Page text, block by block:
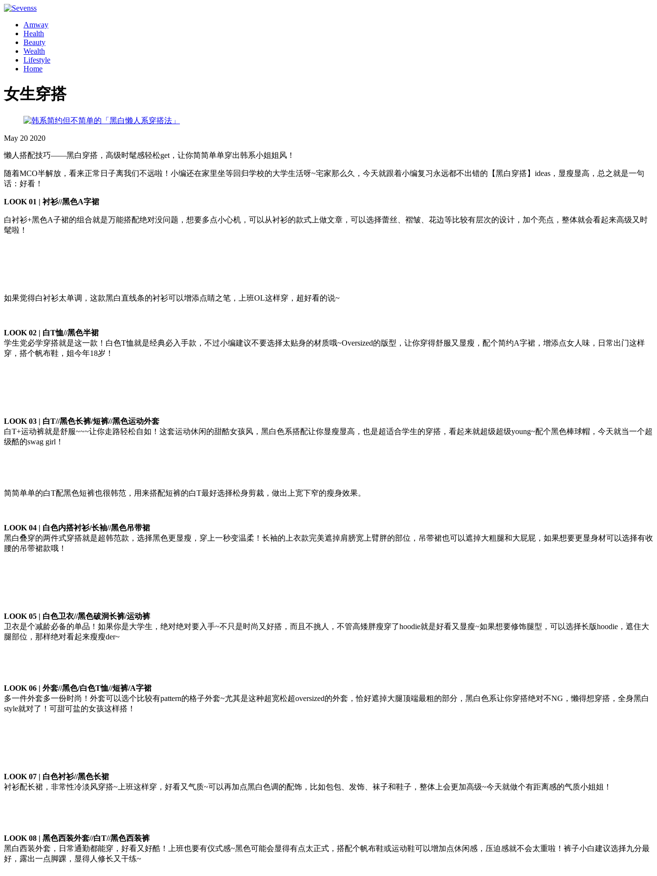
Amway
Health
Beauty
Wealth
Lifestyle
Home
女生穿搭
May 20 2020
懒人搭配技巧——黑白穿搭，高级时髦感轻松get，让你简简单单穿出韩系小姐姐风！
随着MCO半解放，看来正常日子离我们不远啦！小编还在家里坐等回归学校的大学生活呀~宅家那么久，今天就跟着小编复习永远都不出错的【黑白穿搭】ideas，显瘦显高，总之就是一句
话：好看！
LOOK 01 | 衬衫//黑色A字裙
白衬衫+黑色A子裙的组合就是万能搭配绝对没问题，想要多点小心机，可以从衬衫的款式上做文章，可以选择蕾丝、褶皱、花边等比较有层次的设计，加个亮点，整体就会看起来高级又时
髦啦！
如果觉得白衬衫太单调，这款黑白直线条的衬衫可以增添点睛之笔，上班OL这样穿，超好看的说~
LOOK 02 | 白T恤//黑色半裙
学生党必学穿搭就是这一款！白色T恤就是经典必入手款，不过小编建议不要选择太贴身的材质哦~Oversized的版型，让你穿得舒服又显瘦，配个简约A字裙，增添点女人味，日常出门这样
穿，搭个帆布鞋，姐今年18岁！
LOOK 03 | 白T//黑色长裤/短裤//黑色运动外套
白T+运动裤就是舒服~~~让你走路轻松自如！这套运动休闲的甜酷女孩风，黑白色系搭配让你显瘦显高，也是超适合学生的穿搭，看起来就超级超级young~配个黑色棒球帽，今天就当一个超
级酷的swag girl！
简简单单的白T配黑色短裤也很韩范，用来搭配短裤的白T最好选择松身剪裁，做出上宽下窄的瘦身效果。
LOOK 04 | 白色内搭衬衫/长袖//黑色吊带裙
黑白叠穿的两件式穿搭就是超韩范款，选择黑色更显瘦，穿上一秒变温柔！长袖的上衣款完美遮掉肩膀宽上臂胖的部位，吊带裙也可以遮掉大粗腿和大屁屁，如果想要更显身材可以选择有收
腰的吊带裙款哦！
LOOK 05 | 白色卫衣//黑色破洞长裤/运动裤
卫衣是个减龄必备的单品！如果你是大学生，绝对绝对要入手~不只是时尚又好搭，而且不挑人，不管高矮胖瘦穿了hoodie就是好看又显瘦~如果想要修饰腿型，可以选择长版hoodie，遮住大
腿部位，那样绝对看起来瘦瘦der~
LOOK 06 | 外套//黑色/白色T恤//短裤/A字裙
多一件外套多一份时尚！外套可以选个比较有pattern的格子外套~尤其是这种超宽松超oversized的外套，恰好遮掉大腿顶端最粗的部分，黑白色系让你穿搭绝对不NG，懒得想穿搭，全身黑白
style就对了！可甜可盐的女孩这样搭！
LOOK 07 | 白色衬衫//黑色长裙
衬衫配长裙，非常性冷淡风穿搭~上班这样穿，好看又气质~可以再加点黑白色调的配饰，比如包包、发饰、袜子和鞋子，整体上会更加高级~今天就做个有距离感的气质小姐姐！
LOOK 08 | 黑色西装外套//白T//黑色西装裤
黑白西装外套，日常通勤都能穿，好看又好酷！上班也要有仪式感~黑色可能会显得有点太正式，搭配个帆布鞋或运动鞋可以增加点休闲感，压迫感就不会太重啦！裤子小白建议选择九分最
好，露出一点脚踝，显得人修长又干练~